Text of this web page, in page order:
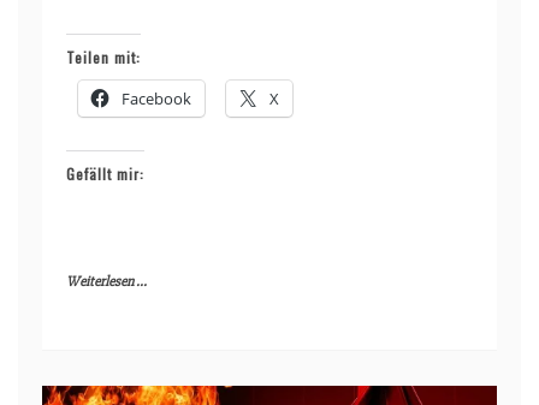
Teilen mit:
Facebook X
Gefällt mir:
Weiterlesen ...